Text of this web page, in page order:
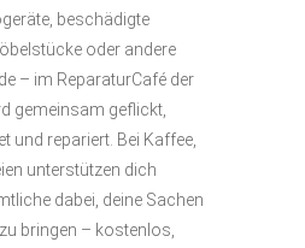
beschädigte
oder andere
– im ReparaturCafé der
gemeinsam geflickt,
und repariert. Bei Kaffee,
unterstützen dich
dabei, deine Sachen
bringen – kostenlos,